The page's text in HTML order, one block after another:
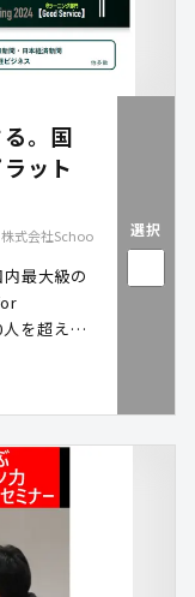
。国
ット
株式会社Schoo
最大級の
を超える
研修から
支える仕
選択